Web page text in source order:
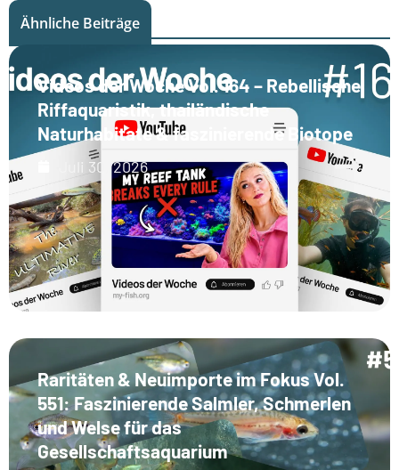
Ähnliche Beiträge
Videos der Woche Vol. 164 – Rebellische
Riffaquaristik, thailändische
Naturhabitate & faszinierende Biotope
Juli 30, 2026
Raritäten & Neuimporte im Fokus Vol.
551: Faszinierende Salmler, Schmerlen
und Welse für das
Gesellschaftsaquarium